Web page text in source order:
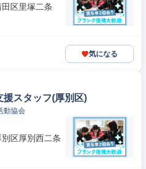
区里塚二条
気になる
援スタッフ(厚別区)
動協会
区厚別西二条